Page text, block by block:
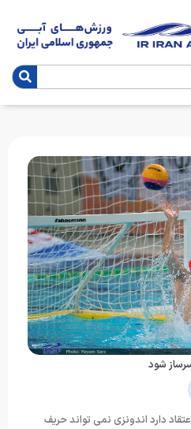
شود
دارد اندونزی نمی تواند حریف